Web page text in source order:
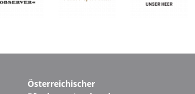
Österreichischer